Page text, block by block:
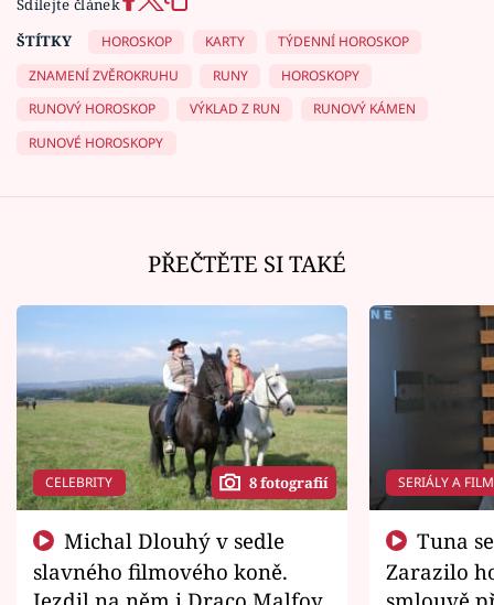
Sdílejte článek
ŠTÍTKY
HOROSKOP KARTY
TÝDENNÍ HOROSKOP
ZNAMENÍ ZVĚROKRUHU
RUNY
HOROSKOPY
RUNOVÝ HOROSKOP
VÝKLAD Z RUN
RUNOVÝ KÁMEN
RUNOVÉ HOROSKOPY
PŘEČTĚTE SI TAKÉ
CELEBRITY 8 fotografií
slavného filmového koně.
SERIÁLY A
Zarazilo